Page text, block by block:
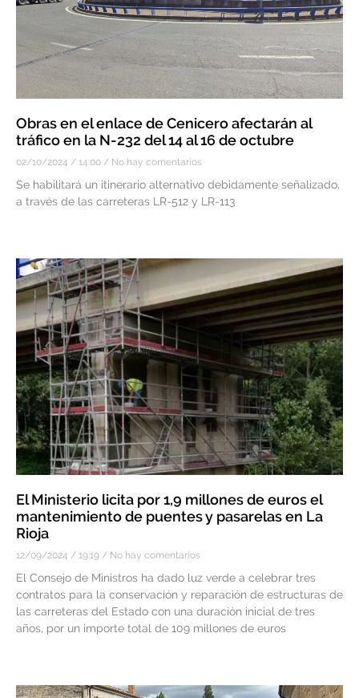
Obras en el enlace de Cenicero afectarán al
tráfico en la N-232 del 14 al 16 de octubre
02/10/2024 14:00 No hay comentarios
Se habilitará un itinerario alternativo debidamente señalizado,
a través de las carreteras LR-512 y LR-113
El Ministerio licita por 1,9 millones de euros el
mantenimiento de puentes y pasarelas en La
Rioja
12/09/2024 19:19 No hay comentarios
El Consejo de Ministros ha dado luz verde a celebrar tres
contratos para la conservación y reparación de estructuras de
las carreteras del Estado con una duración inicial de tres
años, por un importe total de 109 millones de euros